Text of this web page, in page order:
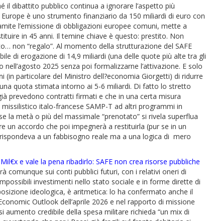
il dibattito pubblico continua a ignorare l’aspetto più
è uno strumento finanziario da 150 miliardi di euro con
l’emissione di obbligazioni europee comuni, mette a
in 45 anni. Il temine chiave è questo: prestito. Non
non “regalo”. Al momento della strutturazione del SAFE
di erogazione di 14,9 miliardi (una delle quote più alte tra gli
2025 senza poi formalizzarne l’attivazione. E solo
particolare del Ministro dell?economia Giorgetti) di ridurre
quota stimata intorno ai 5-6 miliardi. Di fatto lo stretto
prevedono contratti firmati e che in una certa misura
italo-francese SAMP-T ad altri programmi in
la metà o più del massimale “prenotato” si rivela superflua
un accordo che poi impegnerà a restituirla (pur se in un
a un fabbisogno reale ma a una logica di mero
e vale la pena ribadirlo: SAFE non crea risorse pubbliche
comunque sui conti pubblici futuri, con i relativi oneri di
investimenti nello stato sociale e in forme dirette di
ideologica, è aritmetica: lo ha confermato anche il
Outlook dell’aprile 2026 e nel rapporto di missione
aumento credibile della spesa militare richieda “un mix di